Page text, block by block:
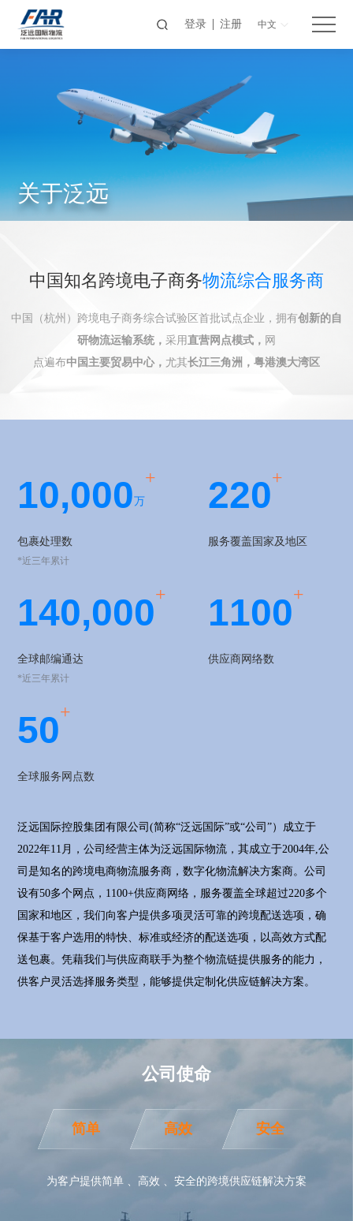
登录 注册 中文
关于泛远
中国知名跨境电子商务物流综合服务商
中国（杭州）跨境电子商务综合试验区首批试点企业，拥有创新的自
研物流运输系统， 采用直营网点模式， 网
点遍布中国主要贸易中心， 尤其长江三角洲，粤港澳大湾区
10,000万
+
包裹处理数
*近三年累计
220+
服务覆盖国家及地区
140,000+
全球邮编通达
*近三年累计
1100+
供应商网络数
50+
全球服务网点数
泛远国际控股集团有限公司(简称“泛远国际”或“公司”）成立于
2022年11月，公司经营主体为泛远国际物流，其成立于2004年,公
司是知名的跨境电商物流服务商，数字化物流解决方案商。公司
设有50多个网点，1100+供应商网络，服务覆盖全球超过220多个
国家和地区，我们向客户提供多项灵活可靠的跨境配送选项，确
保基于客户选用的特快、标准或经济的配送选项，以高效方式配
送包裹。凭藉我们与供应商联手为整个物流链提供服务的能力，
供客户灵活选择服务类型，能够提供定制化供应链解决方案。
公司使命
简单 高效 安全
为客户提供简单 、高效 、安全的跨境供应链解决方案